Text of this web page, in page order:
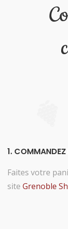
1. COMMANDEZ
Faites votre
site Grenoble